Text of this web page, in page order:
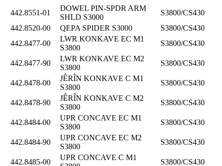
442.8551-01
DOWEL PIN-SPDR ARM
SHLD S3000
S3800/CS430
442.8520-00
QEPA SPIDER S3000
S3800/CS430
442.8477-00
LWR KONKAVE EC M1
S3800
S3800/CS430
442.8477-90
LWR KONKAVE EC M2
S3800
S3800/CS430
442.8478-00
JÊRÎN KONKAVE C M1
S3800
S3800/CS430
442.8478-90
JÊRÎN KONKAVE C M2
S3800
S3800/CS430
442.8484-00
UPR CONCAVE EC M1
S3800
S3800/CS430
442.8484-90
UPR CONCAVE EC M2
S3800
S3800/CS430
442.8485-00
UPR CONCAVE C M1
S3800/CS430